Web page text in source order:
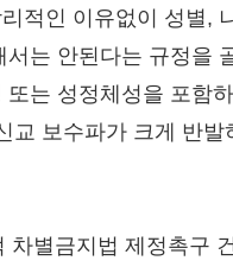
적인 이유없이 성별,
는 안된다는 규정을
는 성정체성을 포함
교 보수파가 크게 반발
차별금지법 제정촉구